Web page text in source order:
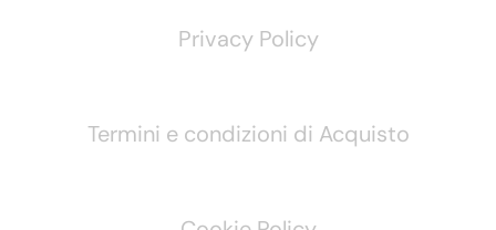
Privacy Policy
Termini e condizioni di Acquisto